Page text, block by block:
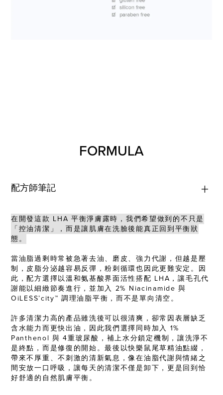
FORMULA
配方師筆記
在開發這款 LHA 平衡淨膚露時，我們希望做到的不只是
「控油清潔」，而是讓肌膚在洗臉後能真正回到平衡狀
態。
當油脂過剩時常被急著去油、磨皮、強力代謝，但越是壓
制，皮脂分泌越容易反彈，粉刺循環也因此更難安定。因
此，配方選擇以溫和氨基酸界面活性搭配 LHA，讓毛孔代
謝能以細緻節奏進行，並加入 2% Niacinamide 與
OiLESS’city™ 調理油脂平衡，而不是單向清空。
許多清潔力高的產品雖洗後可以很清爽，卻常因表層缺乏
含水能力而更快出油，因此我們選擇同時加入 1%
Panthenol 與 4重玻尿酸，補上水分鎖定機制，讓洗淨不
是終點，而是修復的開始。最後以快樂鼠尾草精油點綴，
帶來不厚重、不刺激的清新氣息，像在油脂代謝與情緒之
間安放一口呼吸，讓每天的清潔不僅是卸下，更是回到恰
好舒適的自然肌膚平衡。